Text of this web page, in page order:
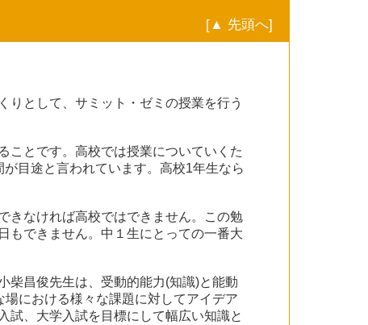
[▲ 先頭へ]
りとして、サミット・ゼミの授業を行う
ことです。高校では授業についていくた
目途と言われています。高校1年生なら
きなければ高校ではできません。この勉
もできません。中１生にとっての一番大
柴昌俊先生は、受動的能力(知識)と能動
における様々な課題に対してアイデア
試、大学入試を目標にして幅広い知識と